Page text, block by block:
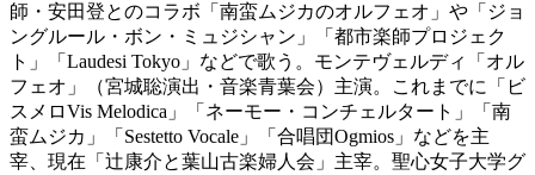
師・安田登とのコラボ「南蛮ムジカのオルフェオ」や「ジョ
ングルール・ボン・ミュジシャン」「都市楽師プロジェク
ト」「Laudesi Tokyo」などで歌う。モンテヴェルディ「オル
フェオ」（宮城聡演出・音楽青葉会）主演。これまでに「ビ
スメロVis Melodica」「ネーモー・コンチェルタート」「南
蛮ムジカ」「Sestetto Vocale」「合唱団Ogmios」などを主
宰、現在「辻康介と葉山古楽婦人会」主宰。聖心女子大学グ